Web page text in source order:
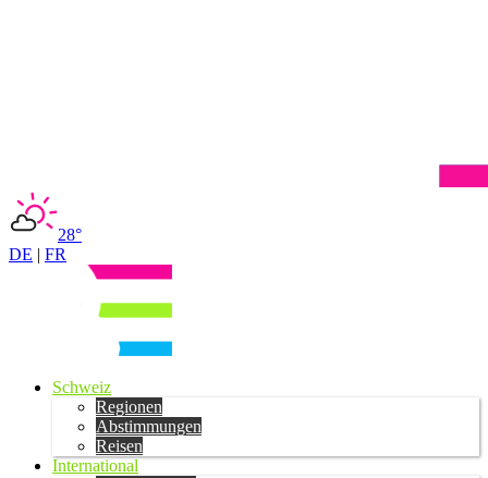
28°
DE | FR
Schweiz
Regionen
Abstimmungen
Reisen
International